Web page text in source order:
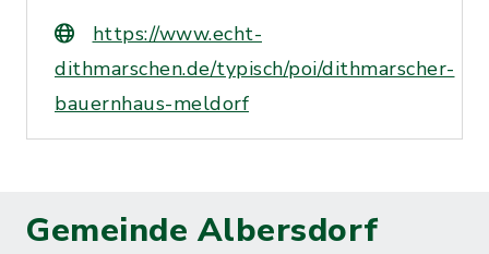
https://www.echt-
dithmarschen.de/typisch/poi/dithmarscher-
bauernhaus-meldorf
Gemeinde Albersdorf